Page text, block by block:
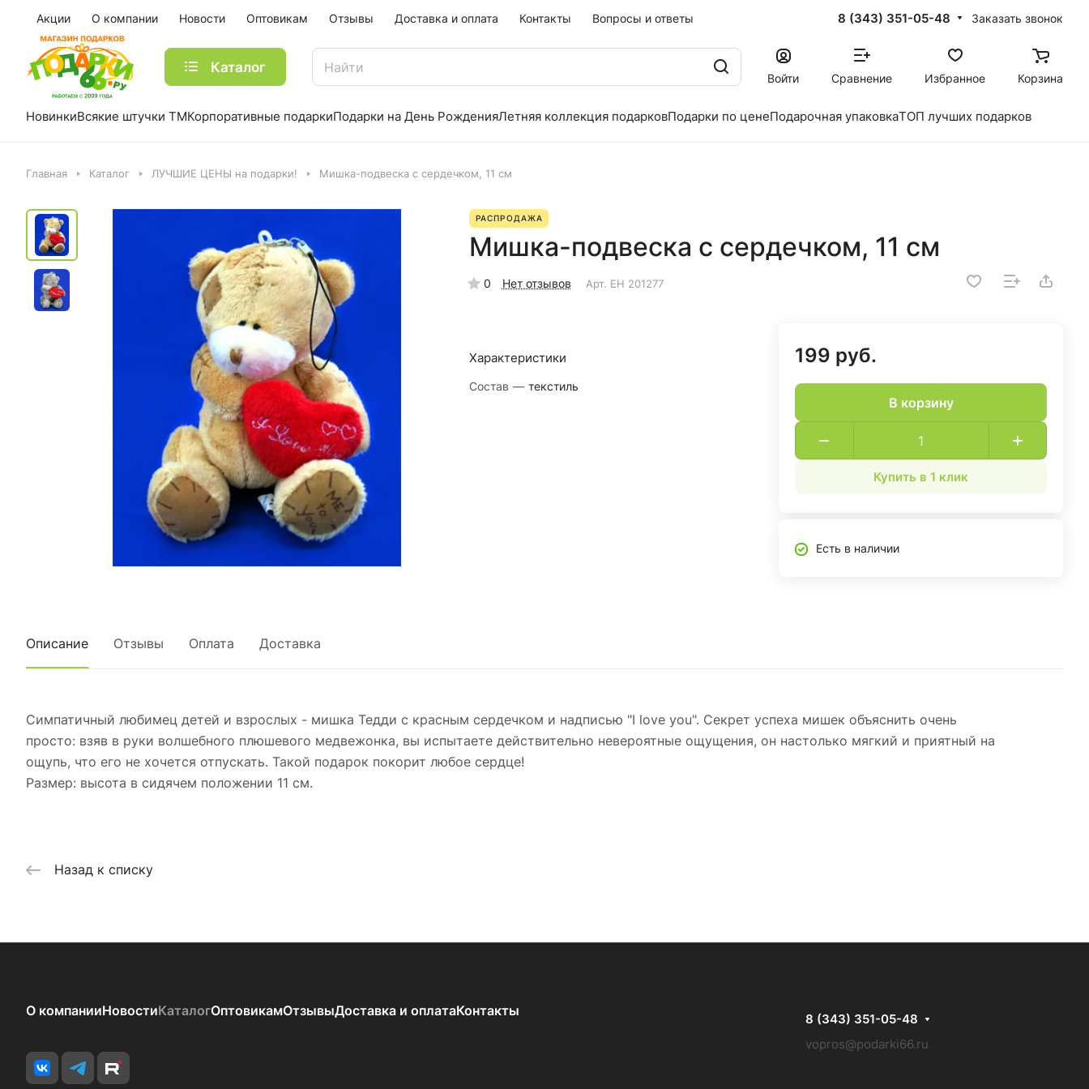
Акции О компании Новости Оптовикам Отзывы Доставка и оплата Контакты Вопросы и ответы 8 (343) 351-05-48 Заказать звонок
Каталог
Войти Сравнение Избранное Корзина
НовинкиВсякие штучки ТМКорпоративные подаркиПодарки на День РожденияЛетняя коллекция подарковПодарки по ценеПодарочная упаковкаТОП лучших подарков
Главная Каталог ЛУЧШИЕ ЦЕНЫ на подарки! Мишка-подвеска с сердечком, 11 см
РАСПРОДАЖА
Мишка-подвеска с сердечком, 11 см
0 Нет отзывов Арт. EH 201277
Характеристики
Состав — текстиль
199 руб.
В корзину
Купить в 1 клик
Есть в наличии
Описание Отзывы Оплата Доставка
Симпатичный любимец детей и взрослых - мишка Тедди с красным сердечком и надписью "I love you". Секрет успеха мишек объяснить очень
просто: взяв в руки волшебного плюшевого медвежонка, вы испытаете действительно невероятные ощущения, он настолько мягкий и приятный на
ощупь, что его не хочется отпускать. Такой подарок покорит любое сердце!
Размер: высота в сидячем положении 11 см.
Назад к списку
О компанииНовостиКаталогОптовикамОтзывыДоставка и оплатаКонтакты
8 (343) 351-05-48
vopros@podarki66.ru